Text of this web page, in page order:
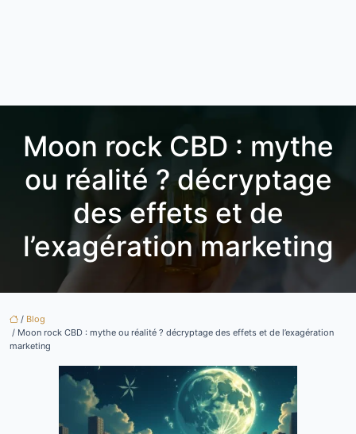
Moon rock CBD : mythe
ou réalité ? décryptage
des effets et de
l’exagération marketing
/ Blog
/ Moon rock CBD : mythe ou réalité ? décryptage des effets et de l’exagération
marketing